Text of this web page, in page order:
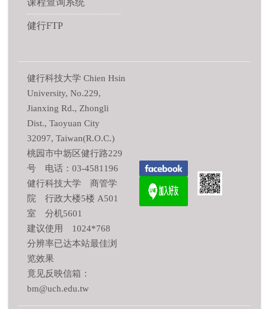
健行FTP
健行科技大学 Chien Hsin
University, No.229,
Jianxing Rd., Zhongli
Dist., Taoyuan City
32097, Taiwan(R.O.C.)
桃园市中坜区健行路229
号 电话：03-4581196
健行科技大学 商管学
院 行政大楼5楼 A501
室 分机5601
建议使用 1024*768
分辨率已达本站最佳浏
览效果
竟见反映信箱：
bm@uch.edu.tw